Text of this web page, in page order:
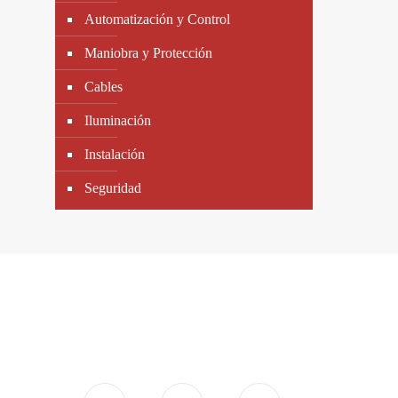
Automatización y Control
Maniobra y Protección
Cables
Iluminación
Instalación
Seguridad